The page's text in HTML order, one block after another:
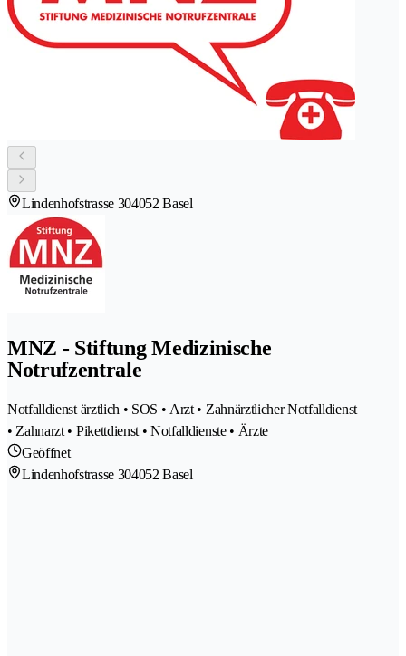
Lindenhofstrasse 304052 Basel
MNZ - Stiftung Medizinische
Notrufzentrale
Notfalldienst ärztlich • SOS • Arzt • Zahnärztlicher Notfalldienst
• Zahnarzt • Pikettdienst • Notfalldienste • Ärzte
Geöffnet
Lindenhofstrasse 304052 Basel